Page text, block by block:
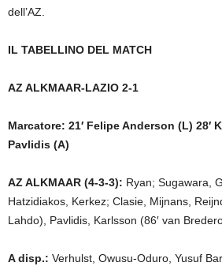
dell’AZ.
IL TABELLINO DEL MATCH
AZ ALKMAAR-LAZIO 2-1
Marcatore: 21′ Felipe Anderson (L) 28′
Pavlidis (A)
AZ ALKMAAR (4-3-3): Ryan; Sugawara,
Hatzidiakos, Kerkez; Clasie, Mijnans,
Lahdo), Pavlidis, Karlsson (86′ van
A disp.: Verhulst, Owusu-Oduro, Yusuf